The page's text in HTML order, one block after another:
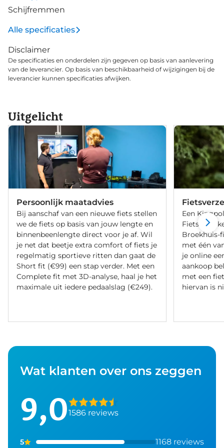
Schijfremmen
Alle specificaties
Disclaimer
De specificaties en onderdelen zijn gegeven op basis van aanlevering
van de leverancier. Op basis van beschikbaarheid of wijzigingen bij de
leverancier kunnen specificaties afwijken.
Uitgelicht
Persoonlijk maatadvies
Bij aanschaf van een nieuwe fiets stellen
we de fiets op basis van jouw lengte en
binnenbeenlengte direct voor je af. Wil
je net dat beetje extra comfort of fiets je
regelmatig sportieve ritten dan gaat de
Short fit (€99) een stap verder. Met een
Complete fit met 3D-analyse, haal je het
maximale uit iedere pedaalslag (€249).
Een
Broekhuis-
met één
je online
aankoop
met een
hiervan is
Wat klanten over ons zeggen
9,01586 reviews
5 1168 reviews